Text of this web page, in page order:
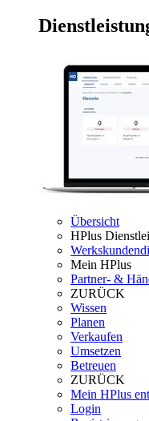
Übersicht
HPlus
Mein HPlus
Partner- &
ZURÜCK
Wissen
Planen
Verkaufen
Umsetzen
Betreuen
ZURÜCK
Mein HPlus
Login